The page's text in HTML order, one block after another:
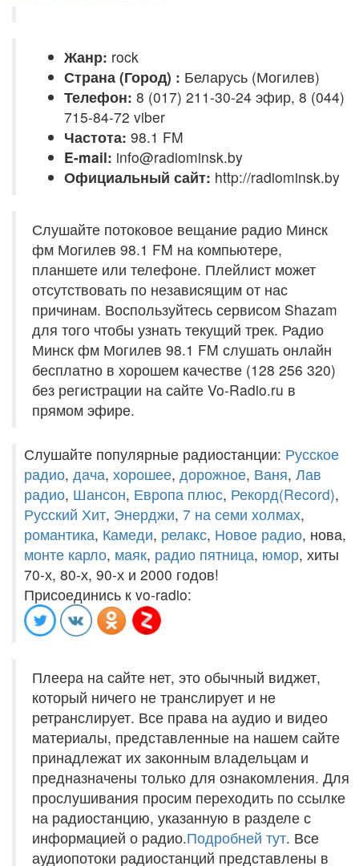
Жанр: rock
Страна (Город) : Беларусь (Могилев)
Телефон: 8 (017) 211-30-24 эфир, 8 (044)
715-84-72 viber
Частота: 98.1 FM
E-mail: info@radiominsk.by
Официальный сайт: http://radiominsk.by
Слушайте потоковое вещание радио Минск
фм Могилев 98.1 FM на компьютере,
планшете или телефоне. Плейлист может
отсутствовать по независящим от нас
причинам. Воспользуйтесь сервисом Shazam
для того чтобы узнать текущий трек. Радио
Минск фм Могилев 98.1 FM слушать онлайн
бесплатно в хорошем качестве (128 256 320)
без регистрации на сайте Vo-Radio.ru в
прямом эфире.
Слушайте популярные радиостанции: Русское
радио, дача, хорошее, дорожное, Ваня, Лав
радио, Шансон, Европа плюс, Рекорд(Record),
Русский Хит, Энерджи, 7 на семи холмах,
романтика, Камеди, релакс, Новое радио, нова,
монте карло, маяк, радио пятница, юмор, хиты
70-х, 80-х, 90-х и 2000 годов!
Присоединись к vo-radio:
Плеера на сайте нет, это обычный виджет,
который ничего не транслирует и не
ретранслирует. Все права на аудио и видео
материалы, представленные на нашем сайте
принадлежат их законным владельцам и
предназначены только для ознакомления. Для
прослушивания просим переходить по ссылке
на радиостанцию, указанную в разделе с
информацией о радио.Подробней тут. Все
аудиопотоки радиостанций представлены в